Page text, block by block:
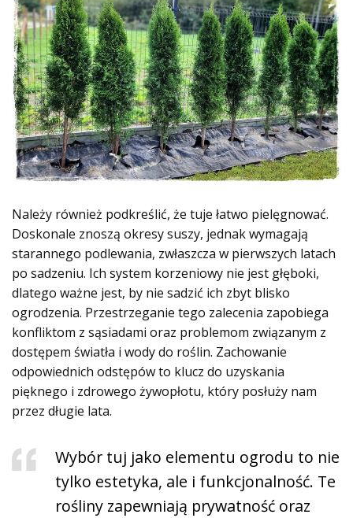
Należy również podkreślić, że tuje łatwo pielęgnować.
Doskonale znoszą okresy suszy, jednak wymagają
starannego podlewania, zwłaszcza w pierwszych latach
po sadzeniu. Ich system korzeniowy nie jest głęboki,
dlatego ważne jest, by nie sadzić ich zbyt blisko
ogrodzenia. Przestrzeganie tego zalecenia zapobiega
konfliktom z sąsiadami oraz problemom związanym z
dostępem światła i wody do roślin. Zachowanie
odpowiednich odstępów to klucz do uzyskania
pięknego i zdrowego żywopłotu, który posłuży nam
przez długie lata.
Wybór tuj jako elementu ogrodu to nie
tylko estetyka, ale i funkcjonalność. Te
rośliny zapewniają prywatność oraz